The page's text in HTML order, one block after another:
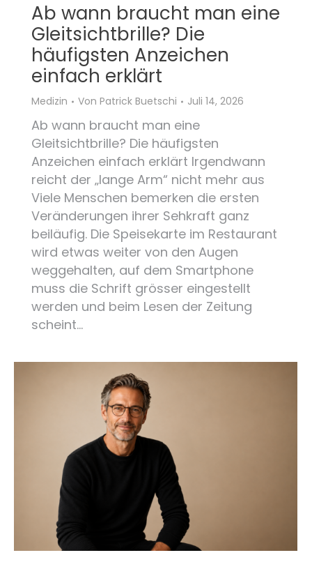
Ab wann braucht man eine
Gleitsichtbrille? Die
häufigsten Anzeichen
einfach erklärt
Medizin Von Patrick Buetschi Juli 14, 2026
Ab wann braucht man eine
Gleitsichtbrille? Die häufigsten
Anzeichen einfach erklärt Irgendwann
reicht der „lange Arm“ nicht mehr aus
Viele Menschen bemerken die ersten
Veränderungen ihrer Sehkraft ganz
beiläufig. Die Speisekarte im Restaurant
wird etwas weiter von den Augen
weggehalten, auf dem Smartphone
muss die Schrift grösser eingestellt
werden und beim Lesen der Zeitung
scheint…